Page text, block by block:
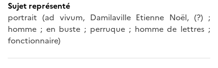
Sujet représenté
portrait (ad vivum, Damilaville Etienne Noël, (?) ;
homme ; en buste ; perruque ; homme de lettres ;
fonctionnaire)